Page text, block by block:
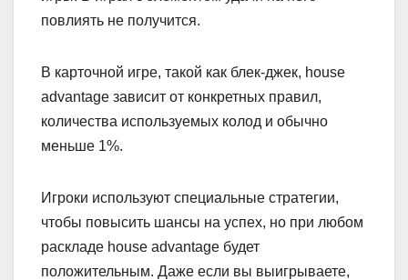
повлиять не получится.
В карточной игре, такой как блек-джек, house
advantage зависит от конкретных правил,
количества используемых колод и обычно
меньше 1%.
Игроки используют специальные стратегии,
чтобы повысить шансы на успех, но при любом
раскладе house advantage будет
положительным. Даже если вы выигрываете,